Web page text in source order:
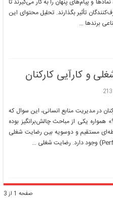
تأثیر بگذارند. تحلیل محتوای این
برندها …
و کارآیی کارکنان
213
در مدیریت منابع انسانی، این سوال که
همواره یکی از مباحث چالش‌برانگیز بوده
مستقیم و دوسویه بین رضایت شغلی
صفحه 1 از 3